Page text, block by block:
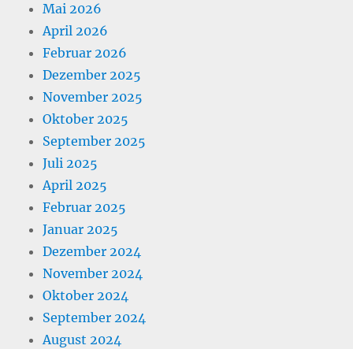
Mai 2026
April 2026
Februar 2026
Dezember 2025
November 2025
Oktober 2025
September 2025
Juli 2025
April 2025
Februar 2025
Januar 2025
Dezember 2024
November 2024
Oktober 2024
September 2024
August 2024